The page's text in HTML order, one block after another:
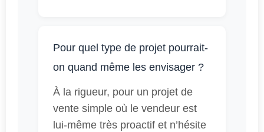
Pour quel type de projet pourrait-
on quand même les envisager ?
À la rigueur, pour un projet de
vente simple où le vendeur est
lui-même très proactif et n’hésite